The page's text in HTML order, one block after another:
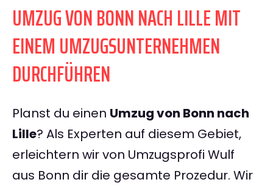
UMZUG VON BONN NACH LILLE MIT
EINEM UMZUGSUNTERNEHMEN
DURCHFÜHREN
Planst du einen Umzug von Bonn nach
Lille? Als Experten auf diesem Gebiet,
erleichtern wir von Umzugsprofi Wulf
aus Bonn dir die gesamte Prozedur. Wir